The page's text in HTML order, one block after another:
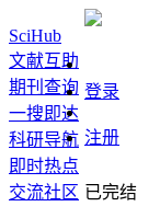
SciHub
文献互助
期刊查询
一搜即达
科研导航
即时热点
交流社区
登录
注册
已完结